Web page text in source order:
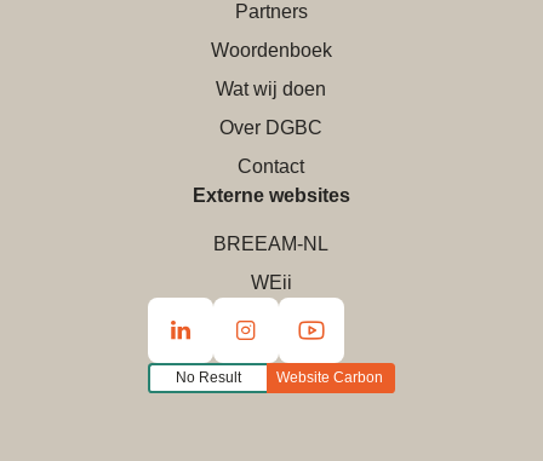
Partners
Woordenboek
Wat wij doen
Over DGBC
Contact
Externe websites
BREEAM-NL
WEii
No Result Website Carbon